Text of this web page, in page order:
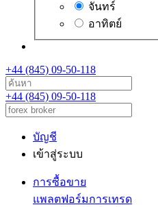
จันทร์
อาทิตย์
+44 (845) 09-50-118
+44 (845) 09-50-118
บัญชี
เข้าสู่ระบบ
การซื้อขาย
แพลตฟอร์มการเทรด